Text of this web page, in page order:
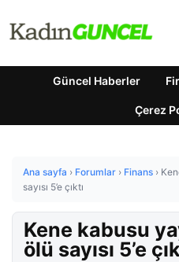
Güncel Haberler
Çerez
Ana sayfa › Forumlar › Finans ›
sayısı 5’e çıktı
Kene kabusu
ölü sayısı 5’e